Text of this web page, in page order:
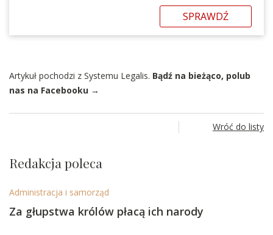
SPRAWDŹ
Artykuł pochodzi z Systemu Legalis. Bądź na bieżąco, polub
nas na Facebooku →
Wróć do listy
Redakcja poleca
Administracja i samorząd
Za głupstwa królów płacą ich narody